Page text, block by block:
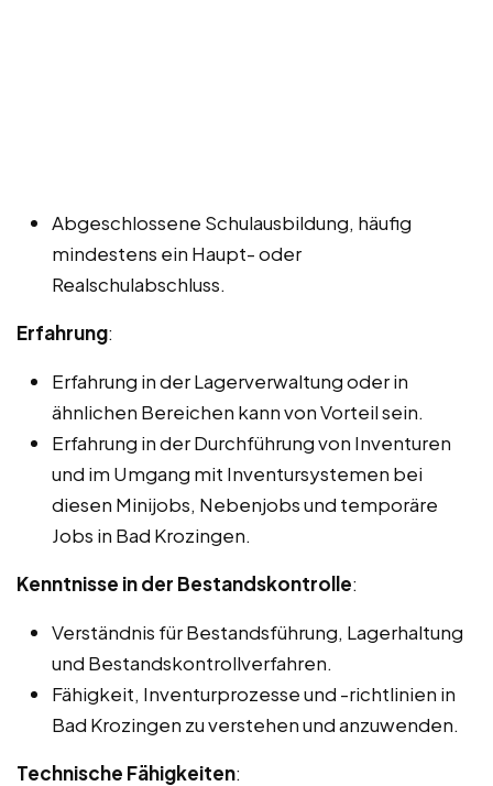
Abgeschlossene Schulausbildung, häufig
mindestens ein Haupt- oder
Realschulabschluss.
Erfahrung:
Erfahrung in der Lagerverwaltung oder in
ähnlichen Bereichen kann von Vorteil sein.
Erfahrung in der Durchführung von Inventuren
und im Umgang mit Inventursystemen bei
diesen Minijobs, Nebenjobs und temporäre
Jobs in Bad Krozingen.
Kenntnisse in der Bestandskontrolle:
Verständnis für Bestandsführung, Lagerhaltung
und Bestandskontrollverfahren.
Fähigkeit, Inventurprozesse und -richtlinien in
Bad Krozingen zu verstehen und anzuwenden.
Technische Fähigkeiten: